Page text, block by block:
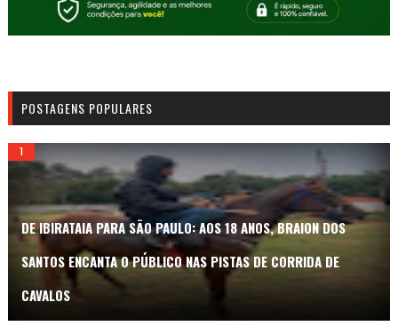
POSTAGENS POPULARES
DE IBIRATAIA PARA SÃO PAULO: AOS 18 ANOS, BRAION DOS
SANTOS ENCANTA O PÚBLICO NAS PISTAS DE CORRIDA DE
CAVALOS